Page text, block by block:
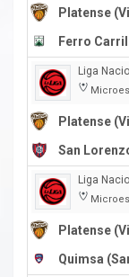
Platense
Ferro
Liga
Microestadio Ciudad
Platense
San
Liga
Microestadio Ciudad
Platense
Quimsa